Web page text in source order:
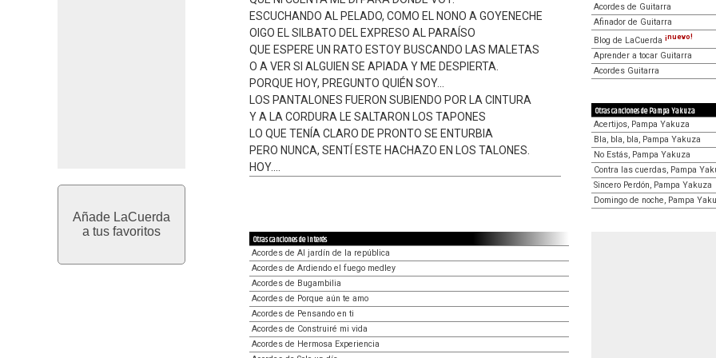
Añade LaCuerda
a tus favoritos
ESCUCHANDO AL PELADO, COMO EL NONO A GOYENECHE
OIGO EL SILBATO DEL EXPRESO AL PARAÍSO
QUE ESPERE UN RATO ESTOY BUSCANDO LAS MALETAS
O A VER SI ALGUIEN SE APIADA Y ME DESPIERTA.
PORQUE HOY, PREGUNTO QUIÉN SOY...
LOS PANTALONES FUERON SUBIENDO POR LA CINTURA
Y A LA CORDURA LE SALTARON LOS TAPONES
LO QUE TENÍA CLARO DE PRONTO SE ENTURBIA
PERO NUNCA, SENTÍ ESTE HACHAZO EN LOS TALONES.
HOY....
Acordes de Guitarra
Afinador de Guitarra
Blog de LaCuerda ¡nuevo!
Aprender a tocar Guitarra
Acordes Guitarra
Otras canciones de Pampa Yakuza
Acertijos, Pampa Yakuza
Bla, bla, bla, Pampa Yakuza
No Estás, Pampa Yakuza
Contra las cuerdas, Pampa
Sincero Perdón, Pampa Yakuza
Domingo de noche, Pampa
Otras canciones de interés
Acordes de Al jardín de la república
Acordes de Ardiendo el fuego medley
Acordes de Bugambilia
Acordes de Porque aún te amo
Acordes de Pensando en ti
Acordes de Construiré mi vida
Acordes de Hermosa Experiencia